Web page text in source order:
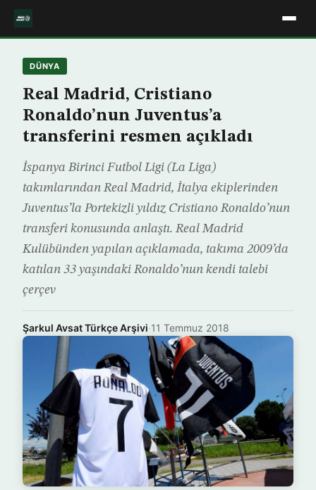
DÜNYA
Real Madrid, Cristiano
Ronaldo’nun Juventus’a
transferini resmen açıkladı
İspanya Birinci Futbol Ligi (La Liga)
takımlarından Real Madrid, İtalya ekiplerinden
Juventus’la Portekizli yıldız Cristiano Ronaldo’nun
transferi konusunda anlaştı. Real Madrid
Kulübünden yapılan açıklamada, takıma 2009’da
katılan 33 yaşındaki Ronaldo’nun kendi talebi
çerçev
Şarkul Avsat Türkçe Arşivi·11 Temmuz 2018